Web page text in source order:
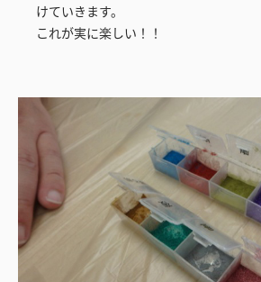
けていきます。
これが実に楽しい！！